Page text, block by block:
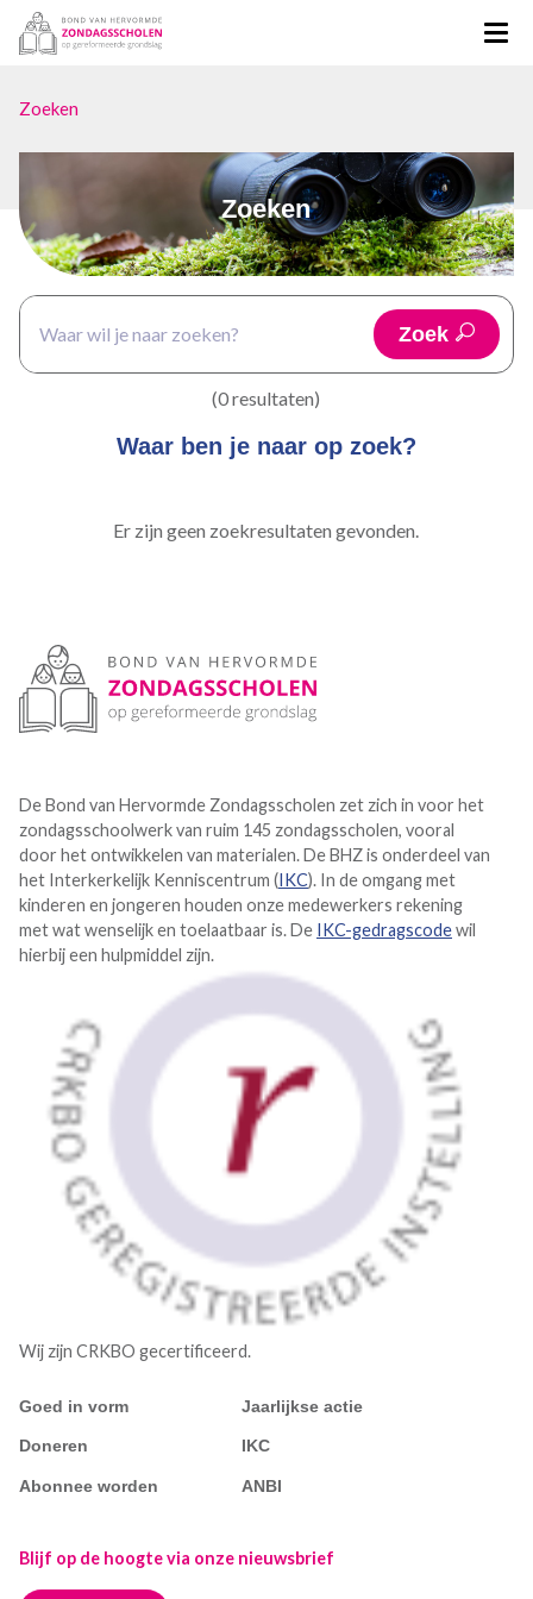
Zoeken
Zoeken
Zoek
(0 resultaten)
Waar ben je naar op zoek?
Er zijn geen zoekresultaten gevonden.
De Bond van Hervormde Zondagsscholen zet zich in voor het
zondagsschoolwerk van ruim 145 zondagsscholen, vooral
door het ontwikkelen van materialen. De BHZ is onderdeel van
het Interkerkelijk Kenniscentrum (IKC). In de omgang met
kinderen en jongeren houden onze medewerkers rekening
met wat wenselijk en toelaatbaar is. De IKC-gedragscodewil
hierbij een hulpmiddel zijn.
Wij zijn CRKBO gecertificeerd.
Goed in vorm Jaarlijkse actie
Doneren IKC
Abonnee worden ANBI
Blijf op de hoogte via onze nieuwsbrief